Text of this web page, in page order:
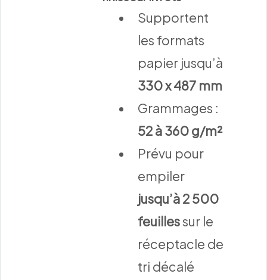
Supportent
les formats
papier jusqu’à
330 x 487 mm
Grammages :
52 à 360 g/m²
Prévu pour
empiler
jusqu’à 2 500
feuillessur le
réceptacle de
tri décalé